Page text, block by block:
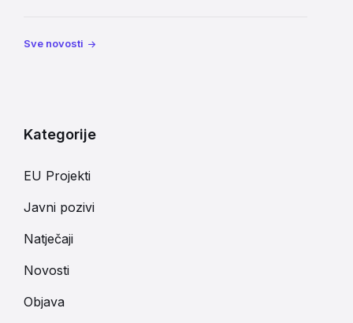
Sve novosti
Kategorije
EU Projekti
Javni pozivi
Natječaji
Novosti
Objava